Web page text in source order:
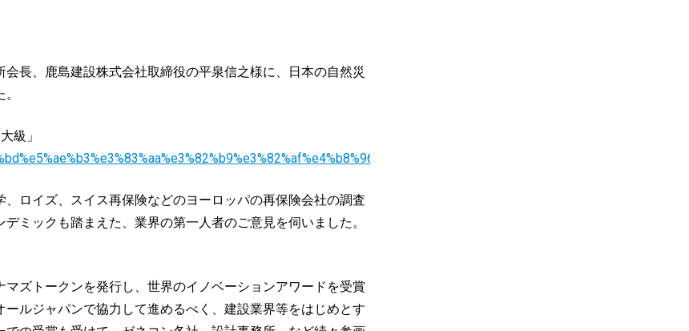
長、鹿島建設株式会社取締役の平泉信之様に、日本の自然災
級」
ロイズ、スイス再保険などのヨーロッパの再保険会社の調査
ミックも踏まえた、業界の第一人者のご意見を伺いました。
ズトークンを発行し、世界のイノベーションアワードを受賞
ルジャパンで協力して進めるべく、建設業界等をはじめとす